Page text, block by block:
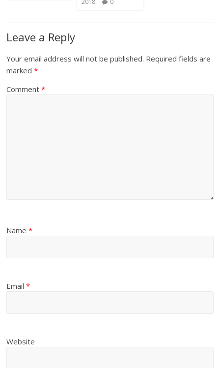
Leave a Reply
Your email address will not be published. Required fields are
marked*
Comment*
Name*
Email*
Website